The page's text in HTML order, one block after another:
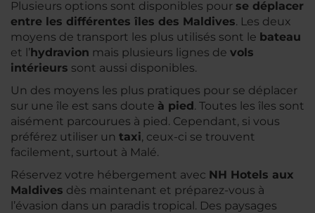
Plusieurs options sont disponibles pour se déplacer
entre les différentes îles des Maldives. Les deux
moyens de transport les plus utilisés sont le bateau
et l’hydravion mais plusieurs lignes de vols
intérieurs sont aussi disponibles.
Un des moyens les plus pratiques pour se déplacer
sur une île est sans doute à pied. Toutes les îles sont
aisément parcourues à pied. Cependant, si vous
préférez utiliser un taxi, ceux-ci se trouvent
facilement, surtout à Malé.
Réservez votre hébergement avec NH Hotels aux
Maldives dès maintenant et préparez-vous à
l’évasion dans un paradis tropical. Des paysages